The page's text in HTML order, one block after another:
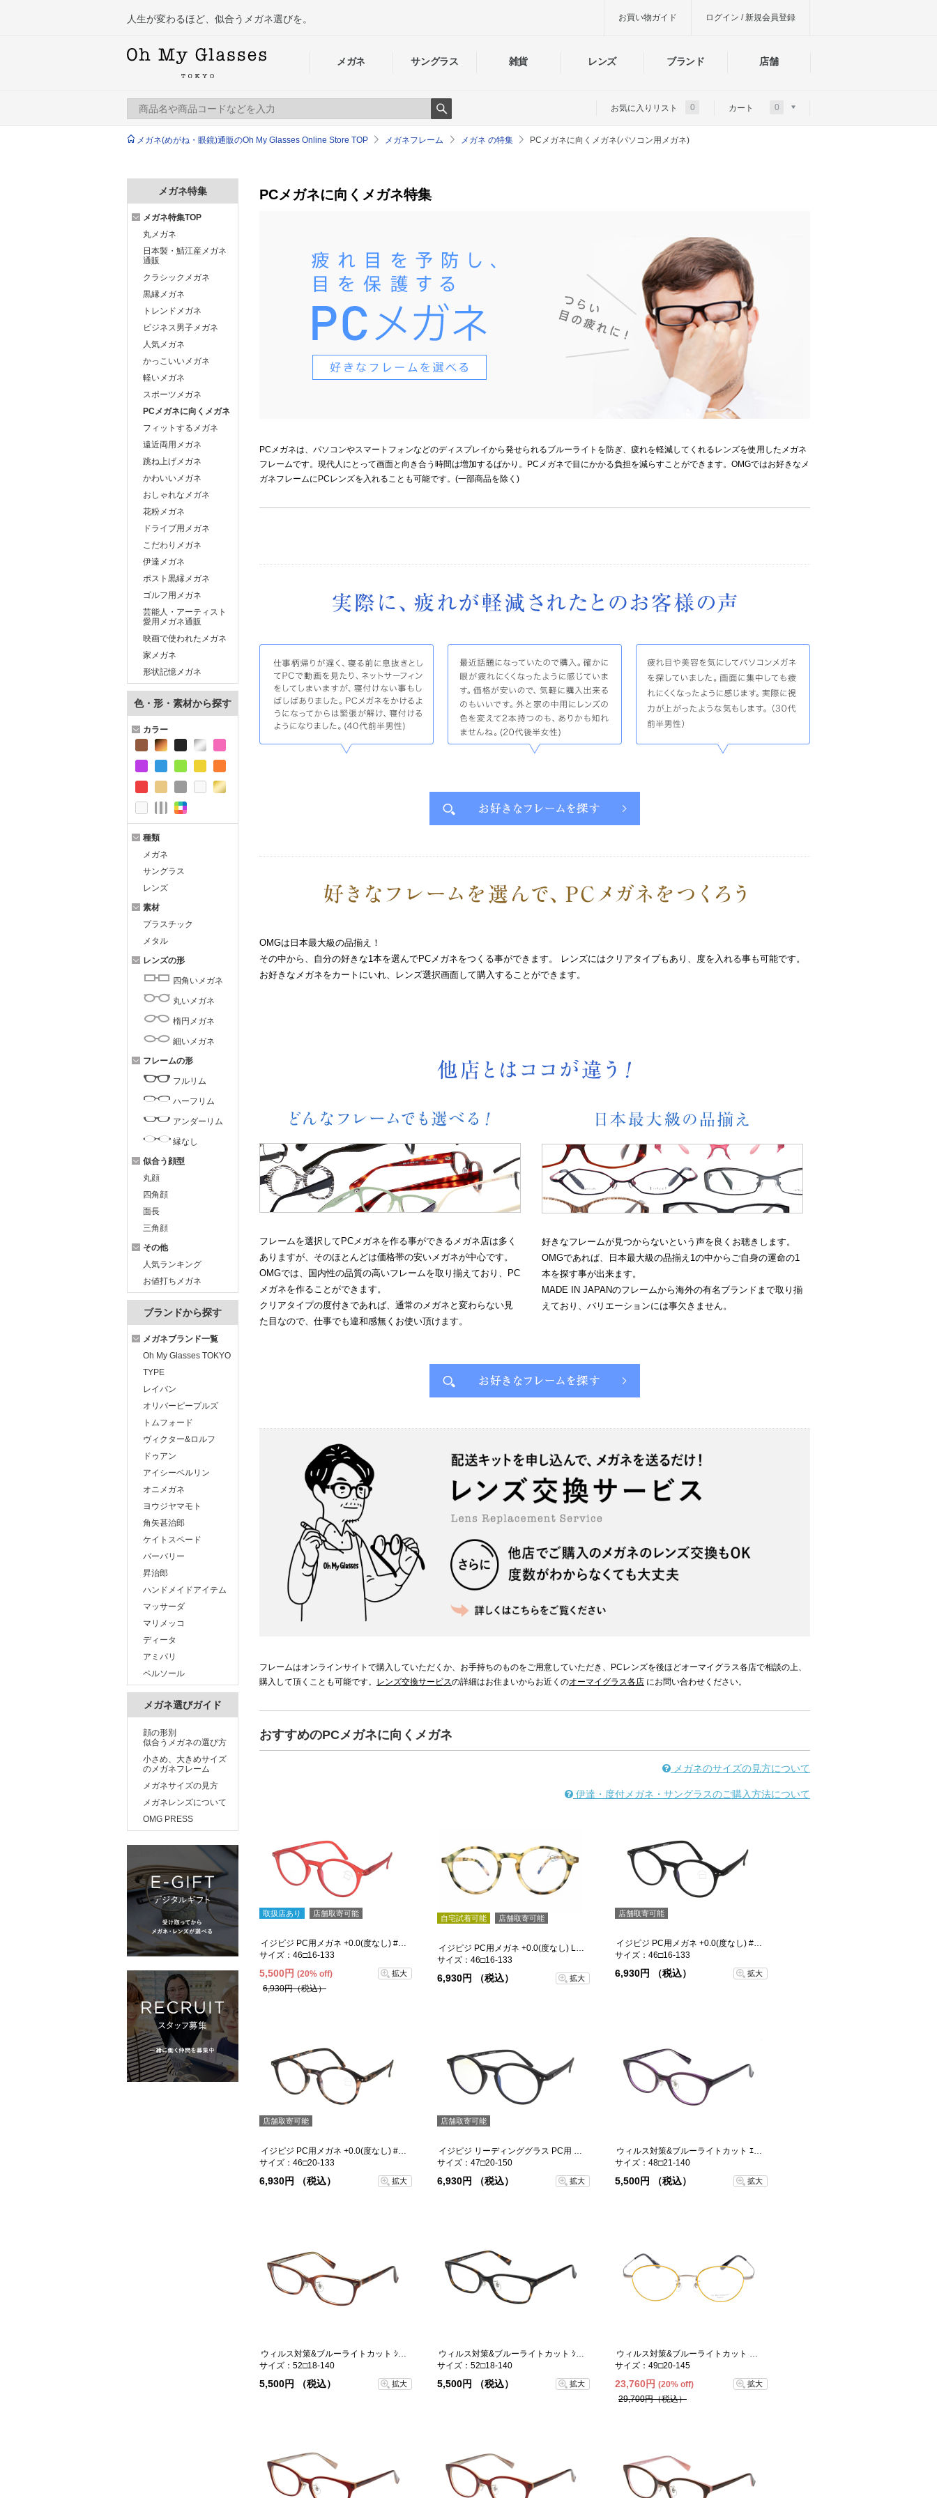
メガネ サングラス 雑貨 レンズ ブランド 店舗
人生が変わるほど、似合うメガネ選びを。 お買い物ガイド ログイン / 新規会員登録
Search
お気に入りリスト 0 カート 0
メガネ(めがね・眼鏡)通販のOh My Glasses Online Store TOP メガネフレーム メガネ の特集 PCメガネに向くメガネ(パソコン用メガネ)
PCメガネに向くメガネ特集
PCメガネは、パソコンやスマートフォンなどのディスプレイから発せられるブルーライトを防ぎ、疲れを軽減してくれるレンズを使用したメガネ
フレームです。現代人にとって画面と向き合う時間は増加するばかり。PCメガネで目にかかる負担を減らすことができます。OMGではお好きなメ
ガネフレームにPCレンズを入れることも可能です。(一部商品を除く)
OMGは日本最大級の品揃え！
その中から、自分の好きな1本を選んでPCメガネをつくる事ができます。 レンズにはクリアタイプもあり、度を入れる事も可能です。
お好きなメガネをカートにいれ、レンズ選択画面して購入することができます。
フレームを選択してPCメガネを作る事ができるメガネ店は多く
ありますが、そのほとんどは価格帯の安いメガネが中心です。
OMGでは、国内性の品質の高いフレームを取り揃えており、PC
メガネを作ることができます。
クリアタイプの度付きであれば、通常のメガネと変わらない見
た目なので、仕事でも違和感無くお使い頂けます。
好きなフレームが見つからないという声を良くお聴きします。
OMGであれば、日本最大級の品揃え1の中からご自身の運命の1
本を探す事が出来ます。
MADE IN JAPANのフレームから海外の有名ブランドまで取り揃
えており、バリエーションには事欠きません。
フレームはオンラインサイトで購入していただくか、お手持ちのものをご用意していただき、PCレンズを後ほどオーマイグラス各店で相談の上、
購入して頂くことも可能です。 レンズ交換サービスの詳細はお住まいからお近くのオーマイグラス各店 にお問い合わせください。
おすすめのPCメガネに向くメガネ
メガネのサイズの見方について
伊達・度付メガネ・サングラスのご購入方法について
取扱店あり 店舗取寄可能
サイズ：46□16-133
5,500円 (20% off)
6,930円（税込）
拡大
自宅試着可能 店舗取寄可能
サイズ：46□16-133
6,930円 （税込） 拡大
店舗取寄可能
サイズ：46□16-133
6,930円 （税込） 拡大
店舗取寄可能
サイズ：46□20-133
6,930円 （税込） 拡大
店舗取寄可能
サイズ：47□20-150
6,930円 （税込） 拡大
サイズ：48□21-140
5,500円 （税込） 拡大
サイズ：52□18-140
5,500円 （税込） 拡大
サイズ：52□18-140
5,500円 （税込） 拡大
サイズ：49□20-145
23,760円 (20% off)
29,700円（税込）
拡大
メガネ特集
メガネ特集TOP
丸メガネ
日本製・鯖江産メガネ
通販
クラシックメガネ
黒縁メガネ
トレンドメガネ
ビジネス男子メガネ
人気メガネ
かっこいいメガネ
軽いメガネ
スポーツメガネ
PCメガネに向くメガネ
フィットするメガネ
遠近両用メガネ
跳ね上げメガネ
かわいいメガネ
おしゃれなメガネ
花粉メガネ
ドライブ用メガネ
こだわりメガネ
伊達メガネ
ポスト黒縁メガネ
ゴルフ用メガネ
芸能人・アーティスト
愛用メガネ通販
映画で使われたメガネ
家メガネ
形状記憶メガネ
色・形・素材から探す
カラー
種類
メガネ
サングラス
レンズ
素材
プラスチック
メタル
レンズの形
四角いメガネ
丸いメガネ
楕円メガネ
細いメガネ
フレームの形
フルリム
ハーフリム
アンダーリム
縁なし
似合う顔型
丸顔
四角顔
面長
三角顔
その他
人気ランキング
お値打ちメガネ
ブランドから探す
メガネブランド一覧
Oh My Glasses TOKYO
TYPE
レイバン
オリバーピープルズ
トムフォード
ヴィクター&ロルフ
ドゥアン
アイシーベルリン
オニメガネ
ヨウジヤマモト
角矢甚治郎
ケイトスペード
バーバリー
昇治郎
ハンドメイドアイテム
マッサーダ
マリメッコ
ディータ
アミパリ
ペルソール
メガネ選びガイド
顔の形別
似合うメガネの選び方
小さめ、大きめサイズ
のメガネフレーム
メガネサイズの見方
メガネレンズについて
OMG PRESS